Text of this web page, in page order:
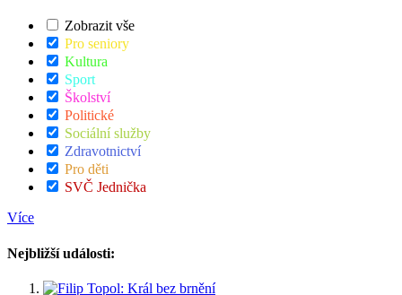
Zobrazit vše
Pro seniory
Kultura
Sport
Školství
Politické
Sociální služby
Zdravotnictví
Pro děti
SVČ Jednička
Více
Nejbližší události: